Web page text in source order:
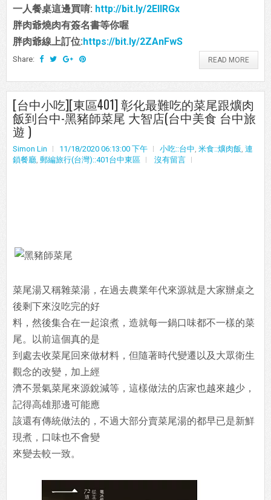
一人餐桌這邊買唷: http://bit.ly/2EIIRGx
胖肉爺燒肉有簽名書等你喔
胖肉爺線上訂位:https://bit.ly/2ZAnFwS
Share: READ MORE
[台中小吃][東區401] 彰化最難吃的菜尾跟爌肉
飯到台中-黑豬師菜尾 大智店(台中美食 台中旅
遊 )
Simon Lin 11/18/2020 06:13:00 下午 小吃::台中, 米食::爌肉飯, 連
鎖餐廳, 郵編旅行(台灣)::401台中東區 沒有留言
菜尾湯又稱雜菜湯，在過去農業年代來源就是大家辦桌之
後剩下來沒吃完的好
料，然後集合在一起滾煮，造就每一鍋口味都不一樣的菜
尾。以前這個真的是
到處去收菜尾回來做材料，但隨著時代變遷以及大眾衛生
觀念的改變，加上經
濟不景氣菜尾來源銳減等，這樣做法的店家也越來越少，
記得高雄那邊可能應
該還有傳統做法的，不過大部分賣菜尾湯的都早已是新鮮
現煮，口味也不會變
來變去較一致。